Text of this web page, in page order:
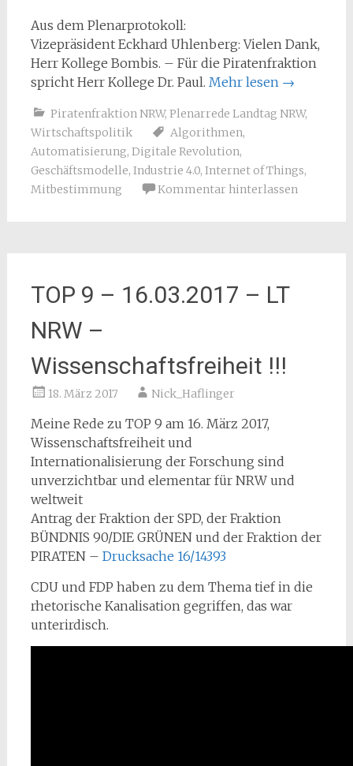
Aus dem Plenarprotokoll:
Vizepräsident Eckhard Uhlenberg: Vielen Dank,
Herr Kollege Bombis. – Für die Piratenfraktion
spricht Herr Kollege Dr. Paul. Mehr lesen →
Piratenfraktion NRW, Plenarrede Landtag NRW,
Wirtschaftspolitik
Algorithmen,
Automatisierung, Digitale Revolution,
Geschäftsmodelle, Industrie 4.0, Internet of Things,
Mitbestimmung
Kommentar hinterlassen
TOP 9 – 16.03.2017 – LT
NRW –
Wissenschaftsfreiheit !!!
18. März 2017 Nick_Haflinger
Meine Rede zu TOP 9 am 16. März 2017,
Wissenschaftsfreiheit und
Internationalisierung der Forschung sind
unverzichtbar und elementar für NRW und
weltweit
Antrag der Fraktion der SPD, der Fraktion
BÜNDNIS 90/DIE GRÜNEN und der Fraktion der
PIRATEN – Drucksache 16/14393
CDU und FDP haben zu dem Thema tief in die
rhetorische Kanalisation gegriffen, das war
unterirdisch.